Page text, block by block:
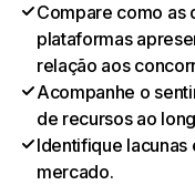
Compare como as
plataformas
relação aos
Acompanhe o
de recursos ao
Identifique lacunas
mercado.